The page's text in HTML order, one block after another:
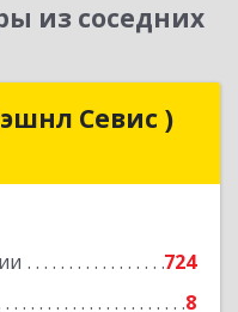
из соседних
Севис )
724
8
Севис )
Подробнее